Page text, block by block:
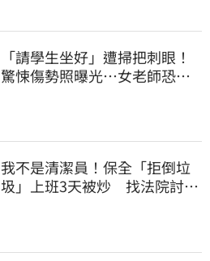
「請學生坐好」遭掃把刺眼！
驚悚傷勢照曝光…女老師恐失
我不是清潔員！保全「拒倒垃
圾」上班3天被炒 找法院討公